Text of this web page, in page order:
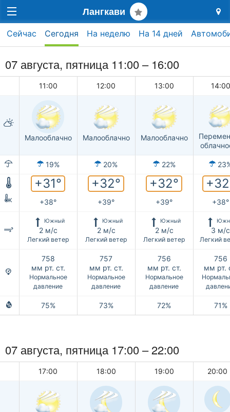
Лангкави
Сейчас Сегодня На неделю На 14 дней
07 августа, пятница 11:00 – 16:00
11:00 12:00 13:00 14:00
Малооблачно Малооблачно Малооблачно
19% 20% 22%
+31° +32° +32°
к +38° +39° +39° +38°
Южный
2 м/с
Легкий ветер
Южный
2 м/с
Легкий ветер
Южный
2 м/с
Легкий ветер
3 м/с
Легкий
758
мм рт. ст.
Нормальное
давление
757
мм рт. ст.
Нормальное
давление
756
мм рт. ст.
Нормальное
давление
756
мм рт.
75% 73% 72% 71%
07 августа, пятница 17:00 –22:00
17:00 18:00 19:00 20:00